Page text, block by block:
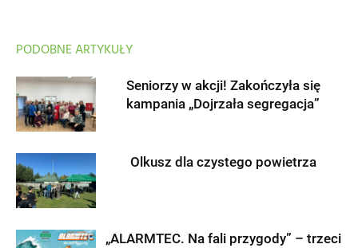
PODOBNE ARTYKUŁY
Seniorzy w akcji! Zakończyła się
kampania „Dojrzała segregacja”
Olkusz dla czystego powietrza
„ALARMTEC. Na fali przygody” – trzeci